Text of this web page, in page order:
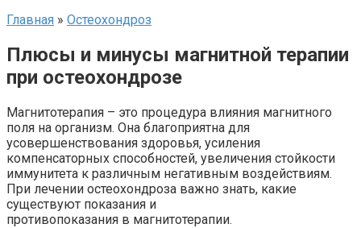
Главная » Остеохондроз
Плюсы и минусы магнитной терапии
при остеохондрозе
Магнитотерапия – это процедура влияния магнитного
поля на организм. Она благоприятна для
усовершенствования здоровья, усиления
компенсаторных способностей, увеличения стойкости
иммунитета к различным негативным воздействиям.
При лечении остеохондроза важно знать, какие
существуют показания и
противопоказания в магнитотерапии.